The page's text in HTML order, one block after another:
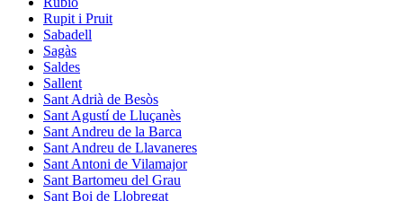
Rupit i Pruit
Sabadell
Sagàs
Saldes
Sallent
Sant Adrià de Besòs
Sant Agustí de Lluçanès
Sant Andreu de la Barca
Sant Andreu de Llavaneres
Sant Antoni de Vilamajor
Sant Bartomeu del Grau
Sant Boi de Llobregat